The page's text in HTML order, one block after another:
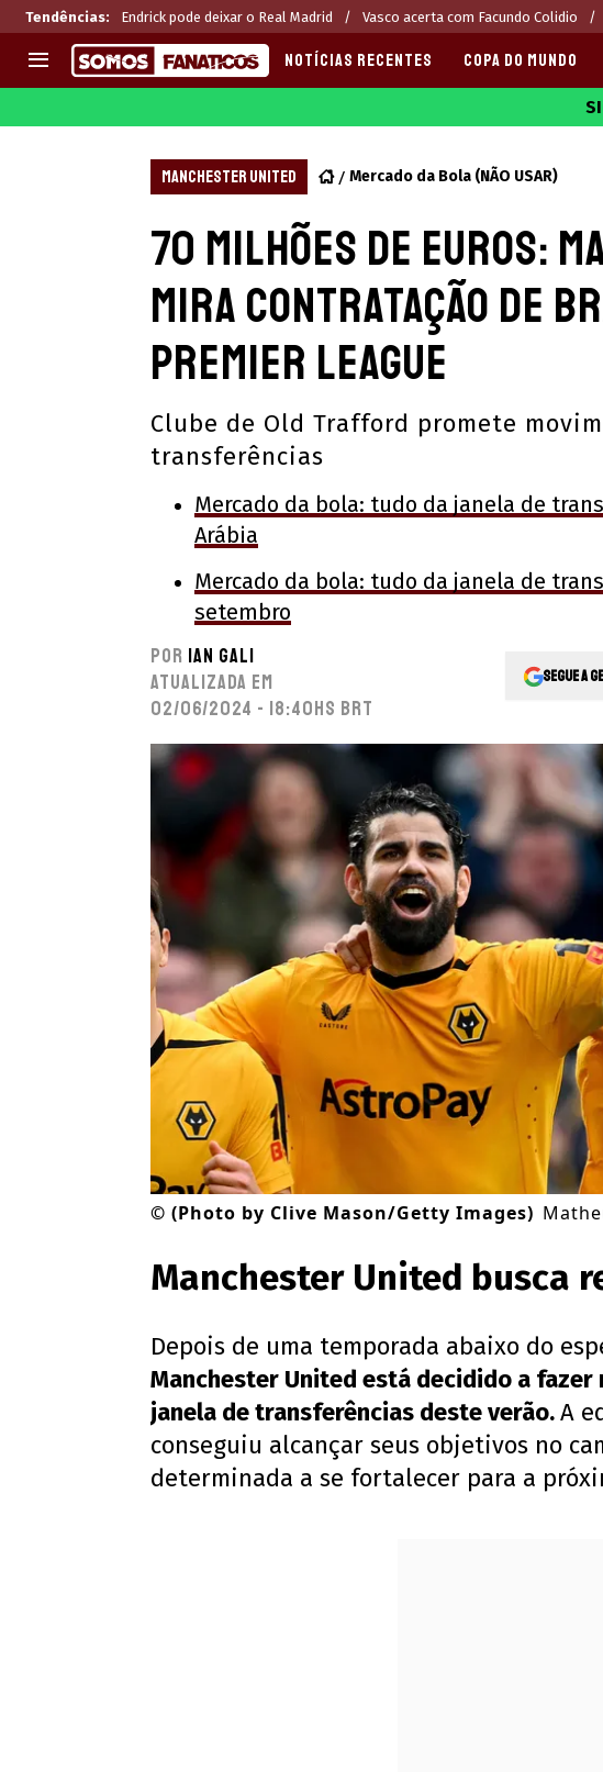
Tendências: Endrick pode deixar o Real Madrid Vasco acerta com Facundo Colidio
CHAMPIONS LEAGUE
PREMIER LEAGUE
LIGA PORTUGUESA
Melhores sites de apostas 2025
Últimas
CASAS DE APOSTAS
CÓDIGOS e OFERTAS
APPS
NOTÍCIAS RECENTES COPA DO MUNDO
MANCHESTER UNITED Mercado da Bola (NÃO USAR)
70 Milhões de Euros:
mira contratação de
Premier League
Clube de Old Trafford promete
transferências
Mercado da bola: tudo da janela de
Arábia
Mercado da bola: tudo da janela de
setembro
Por Ian Gali
Atualizada em
02/06/2024 - 18:40hs BRT
Segue a
© (Photo by Clive Mason/Getty Images)
Manchester United busca
Depois de uma temporada abaixo do
Manchester United está decidido a
janela de transferências deste verão.A
conseguiu alcançar seus objetivos no
determinada a se fortalecer para a